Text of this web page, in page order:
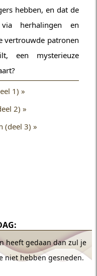
hebben, en dat de
herhalingen en
vertrouwde patronen
een mysterieuze
1) »
2) »
(deel 3) »
heeft gedaan dan zul je
niet hebben gesneden.